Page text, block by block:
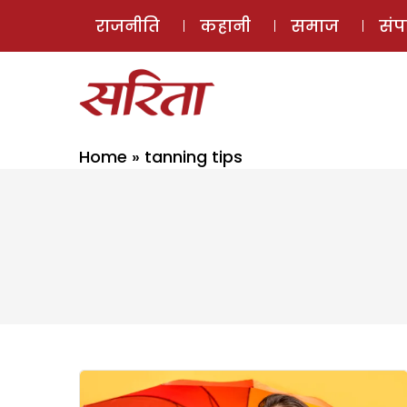
राजनीति कहानी समाज
Home » tanning tips